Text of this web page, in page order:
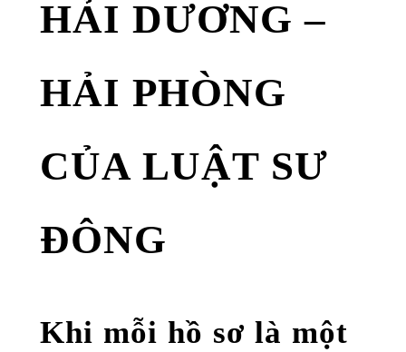
HẢI DƯƠNG –
HẢI PHÒNG
CỦA LUẬT SƯ
ĐÔNG
Khi mỗi hồ sơ là một